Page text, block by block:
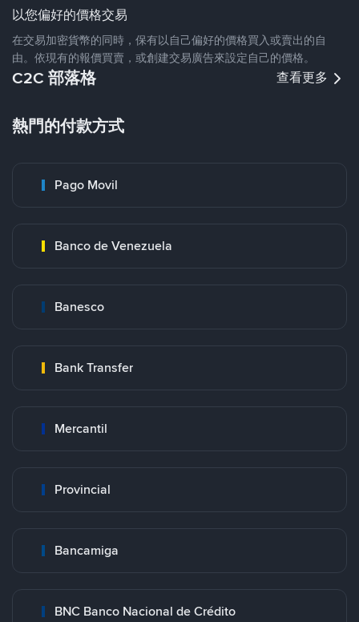
以您偏好的價格交易
在交易加密貨幣的同時，保有以自己偏好的價格買入或賣出的自
由。依現有的報價買賣，或創建交易廣告來設定自己的價格。
C2C 部落格 查看更多
熱門的付款方式
Pago Movil
Banco de Venezuela
Banesco
Bank Transfer
Mercantil
Provincial
Bancamiga
BNC Banco Nacional de Crédito